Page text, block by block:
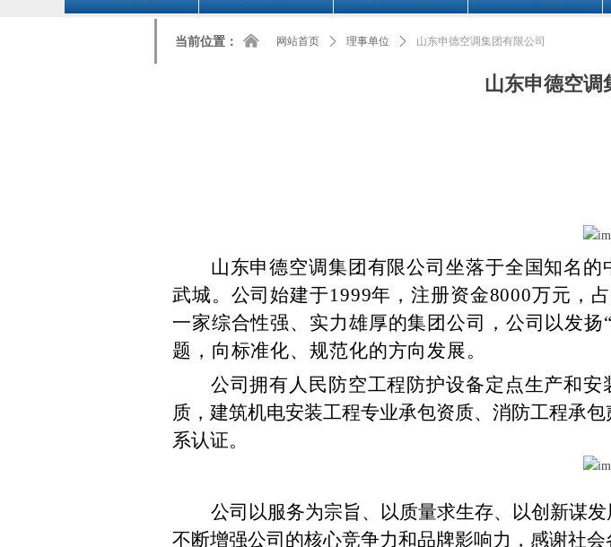
山东申德空调
山东申德空调集团有限公司坐落于全国知名
武城。公司始建于1999年，注册资金8000万元，
一家综合性强、实力雄厚的集团公司，公司以发
题，向标准化、规范化的方向发展。
公司拥有人民防空工程防护设备定点生产和安
质，建筑机电安装工程专业承包资质、消防工程承
系认证。
公司以服务为宗旨、以质量求生存、以创新谋
不断增强公司的核心竞争力和品牌影响力，感谢社
当前位置： 낀 网站首页 ꄲ 理事单位 ꄲ 山东申德空调集团有限公司